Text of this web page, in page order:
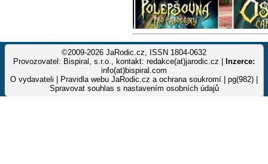
©2009-2026 JaRodic.cz, ISSN 1804-0632
Provozovatel: Bispiral, s.r.o., kontakt: redakce(at)jarodic.cz |
Inzerce:
info(at)bispiral.com
O vydavateli
Pravidla webu JaRodic.cz a ochrana soukromí | pg(982) |
Spravovat souhlas s nastavením osobních údajů